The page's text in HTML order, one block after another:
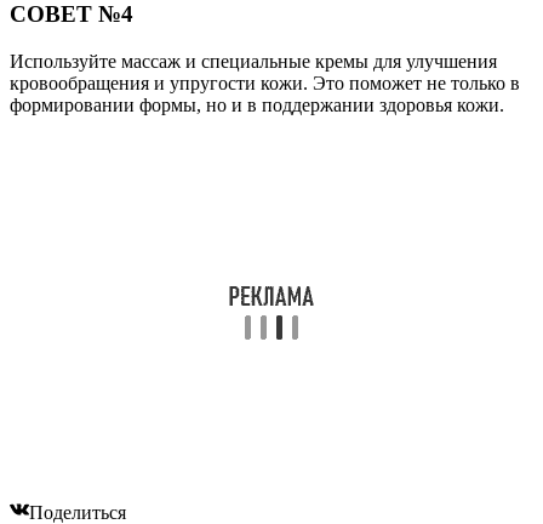
СОВЕТ №4
Используйте массаж и специальные кремы для улучшения
кровообращения и упругости кожи. Это поможет не только в
формировании формы, но и в поддержании здоровья кожи.
Поделиться